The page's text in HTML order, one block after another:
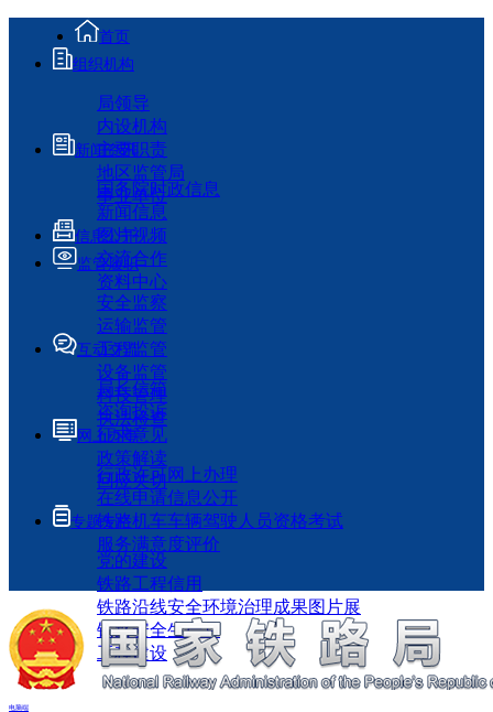
首页
组织机构
局领导
内设机构
主要职责
地区监管局
事业单位
新闻资讯
国务院时政信息
新闻信息
图片视频
交流合作
资料中心
信息公开
监管履职
安全监察
运输监管
工程监管
设备监管
科技管理
执法检查
互动交流
局长信箱
咨询投诉
征求意见
政策解读
回应关切
网上办事
行政许可网上办理
在线申请信息公开
铁路机车车辆驾驶人员资格考试
服务满意度评价
专题专栏
党的建设
铁路工程信用
铁路沿线安全环境治理成果图片展
铁路安全生产月
工程建设
电脑端